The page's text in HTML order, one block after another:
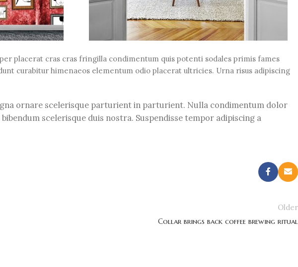
placerat cras cras fringilla condimentum quis potenti sodales primis fames
curabitur himenaeos elementum odio placerat ultricies. Urna risus adipiscing
ornare scelerisque parturient in parturient. Nulla condimentum dolor
scelerisque duis nostra. Suspendisse tempor adipiscing a
Older
Collar brings back coffee brewing ritual